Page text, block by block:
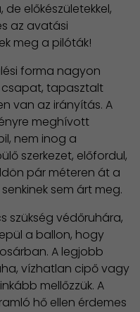
előkészületekkel,
az avatási
meg a pilóták!
forma nagyon
csapat, tapasztalt
van az irányítás. A
meghívott
nem inog a
szerkezet, előfordul,
pár méteren át a
sem árt meg.
szükség védőruhára,
a ballon, hogy
A legjobb
vízhatlan cipő vagy
mellőzzük. A
hő ellen érdemes